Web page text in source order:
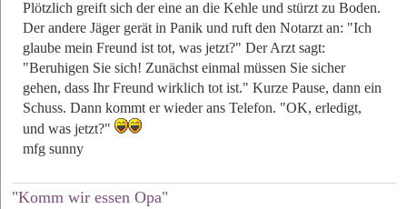
Plötzlich greift sich der eine an die Kehle und stürzt zu Boden.
Der andere Jäger gerät in Panik und ruft den Notarzt an: "Ich
glaube mein Freund ist tot, was jetzt?" Der Arzt sagt:
"Beruhigen Sie sich! Zunächst einmal müssen Sie sicher
gehen, dass Ihr Freund wirklich tot ist." Kurze Pause, dann ein
Schuss. Dann kommt er wieder ans Telefon. "OK, erledigt,
und was jetzt?"
mfg sunny
"Komm wir essen Opa"